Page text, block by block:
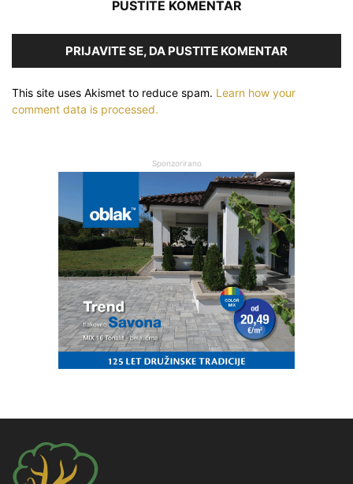
PUSTITE KOMENTAR
PRIJAVITE SE, DA PUSTITE KOMENTAR
This site uses Akismet to reduce spam. Learn how your
comment data is processed.
Sponzorirano